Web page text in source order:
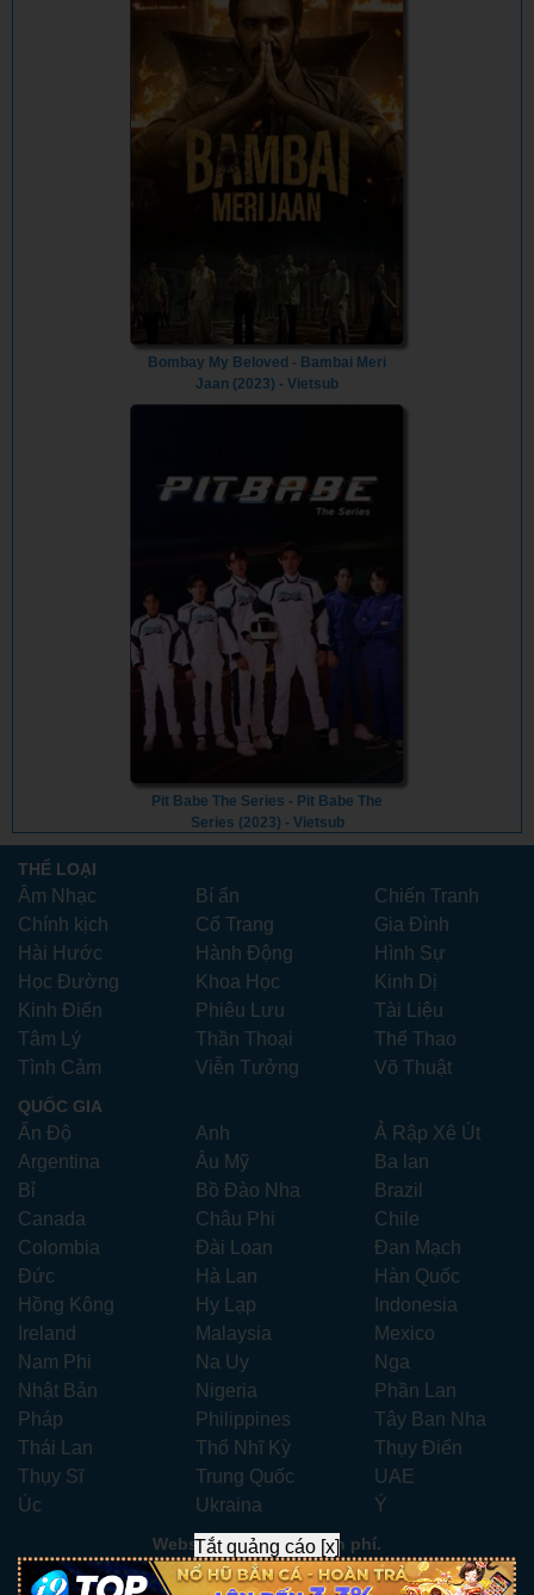
Bombay My Beloved - Bambai Meri
Jaan (2023) - Vietsub
Pit Babe The Series - Pit Babe The
Series (2023) - Vietsub
THỂ LOẠI
Âm Nhạc Bí ẩn
Chiến Tranh
Chính kịch
Cổ Trang
Gia Đình
Hài Hước
Hành Động
Hình Sự
Học Đường
Khoa Học
Kinh Dị
Kinh Điển
Phiêu Lưu
Tài Liệu
Tâm Lý
Thần Thoại
Thể Thao
Tình Cảm
Viễn Tưởng Võ Thuật
QUỐC GIA
Ấn Độ Anh
Ả Rập Xê Út
Argentina
Âu Mỹ
Ba lan
Bỉ
Bồ Đào Nha
Brazil
Canada
Châu Phi
Chile
Colombia
Đài Loan
Đan Mạch
Đức
Hà Lan
Hàn Quốc
Hồng Kông
Hy Lạp
Indonesia
Ireland
Malaysia
Mexico
Nam Phi
Na Uy
Nga
Nhật Bản
Nigeria
Phần Lan
Pháp
Philippines
Tây Ban Nha
Thái Lan
Thổ Nhĩ Kỳ
Thụy Điển
Thụy Sĩ
Trung Quốc
UAE
Úc
Ukraina Ý
Website xem phim miễn phí.
Liên hệ:xemphimhay247.com@gmail.com- Telegram:
Tắt quảng cáo [x]